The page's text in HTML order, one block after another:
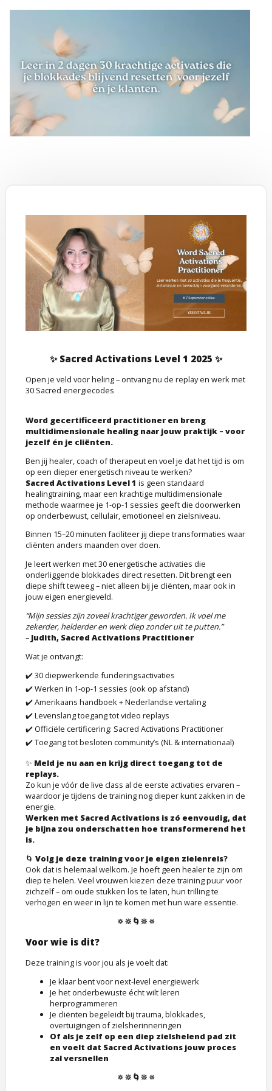
✨ Sacred Activations Level 1 2025 ✨
Open je veld voor heling – ontvang nu de replay en werk met
30 Sacred energiecodes
Word gecertificeerd practitioner en breng
multidimensionale healing naar jouw praktijk – voor
jezelf én je cliënten.
Ben jij healer, coach of therapeut en voel je dat het tijd is om
op een dieper energetisch niveau te werken?
Sacred Activations Level 1 is geen standaard
healingtraining, maar een krachtige multidimensionale
methode waarmee je 1-op-1 sessies geeft die doorwerken
op onderbewust, cellulair, emotioneel en zielsniveau.
Binnen 15–20 minuten faciliteer jij diepe transformaties waar
cliënten anders maanden over doen.
Je leert werken met 30 energetische activaties die
onderliggende blokkades direct resetten. Dit brengt een
diepe shift teweeg – niet alleen bij je cliënten, maar ook in
jouw eigen energieveld.
“Mijn sessies zijn zoveel krachtiger geworden. Ik voel me
zekerder, helderder en werk diep zonder uit te putten.”
– Judith, Sacred Activations Practitioner
Wat je ontvangt:
✔️ 30 diepwerkende funderingsactivaties
✔️ Werken in 1-op-1 sessies (ook op afstand)
✔️ Amerikaans handboek + Nederlandse vertaling
✔️ Levenslang toegang tot video replays
✔️ Officiële certificering: Sacred Activations Practitioner
✔️ Toegang tot besloten community’s (NL & internationaal)
✨ Meld je nu aan en krijg direct toegang tot de
replays.
Zo kun je vóór de live class al de eerste activaties ervaren –
waardoor je tijdens de training nog dieper kunt zakken in de
energie.
Werken met Sacred Activations is zó eenvoudig, dat
je bijna zou onderschatten hoe transformerend het
is.
🌀 Volg je deze training voor je eigen zielenreis?
Ook dat is helemaal welkom. Je hoeft geen healer te zijn om
diep te helen. Veel vrouwen kiezen deze training puur voor
zichzelf – om oude stukken los te laten, hun trilling te
verhogen en weer in lijn te komen met hun ware essentie.
🔅🔆🌀🔆🔅
Voor wie is dit?
Deze training is voor jou als je voelt dat:
Je klaar bent voor next-level energiewerk
Je het onderbewuste écht wilt leren
herprogrammeren
Je cliënten begeleidt bij trauma, blokkades,
overtuigingen of zielsherinneringen
Of als je zelf op een diep zielshelend pad zit
en voelt dat Sacred Activations jouw proces
zal versnellen
🔅🔆🌀🔆🔅